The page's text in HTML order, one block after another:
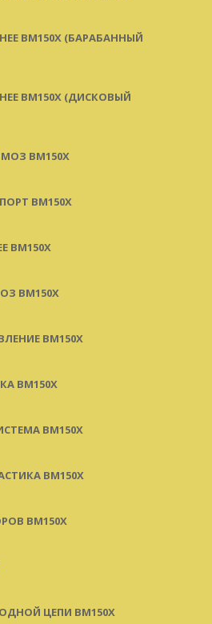
BM150X (БАРАБАННЫЙ
BM150X (ДИСКОВЫЙ
BM150X
BM150X
BM150X
BM150X
BM150X
BM150X
BM150X
BM150X
BM150X
ЦЕПИ BM150X